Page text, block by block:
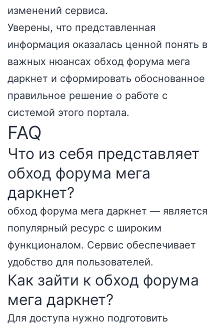
изменений сервиса.
Уверены, что представленная
информация оказалась ценной понять в
важных нюансах обход форума мега
даркнет и сформировать обоснованное
правильное решение о работе с
системой этого портала.
FAQ
Что из себя представляет
обход форума мега
даркнет?
обход форума мега даркнет — является
популярный ресурс с широким
функционалом. Сервис обеспечивает
удобство для пользователей.
Как зайти к обход форума
мега даркнет?
Для доступа нужно подготовить